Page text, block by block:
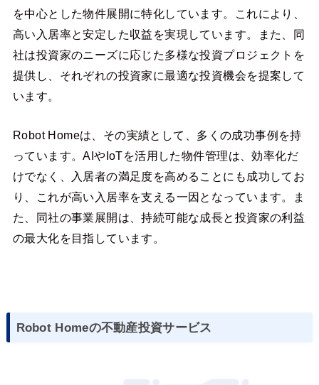
を中心とした物件展開に特化しています。これにより、
高い入居率と安定した収益を実現しています。また、同
社は投資家のニーズに応じた多様な投資プロジェクトを
提供し、それぞれの投資家に最適な投資機会を提案して
います。
Robot Homeは、その実績として、多くの成功事例を持
っています。AIやIoTを活用した物件管理は、効率化だ
けでなく、入居者の満足度を高めることにも成功してお
り、これが高い入居率を支える一因となっています。ま
た、同社の事業展開は、持続可能な成長と投資家の利益
の最大化を目指しています。
Robot Homeの不動産投資サービス